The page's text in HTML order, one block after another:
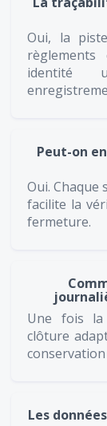
Oui, la
règlements
identité
Peut-on
Oui. Chaque
facilite la
fermeture.
Une fois la
clôture
conservation
Les